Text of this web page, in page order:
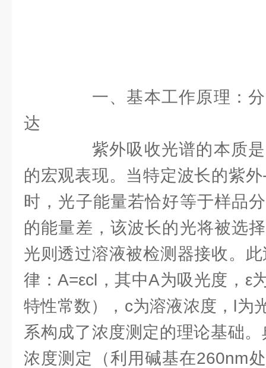
一、基本工作原理：分
达
紫外吸收光谱的本质是
的宏观表现。当特定波长的紫
时，光子能量若恰好等于样品
的能量差，该波长的光将被选
光则透过溶液被检测器接收。
律：A=εcl，其中A为吸光度，ε
特性常数），c为溶液浓度，l为
系构成了浓度测定的理论基础
浓度测定（利用碱基在260nm